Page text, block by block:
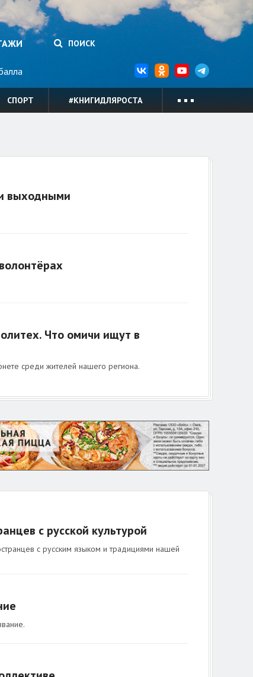
ПОИСК
СПОРТ #КНИГИДЛЯРОСТА
выходными
Что омичи ищут в
среди жителей нашего региона.
с русской культурой
с русским языком и традициями нашей